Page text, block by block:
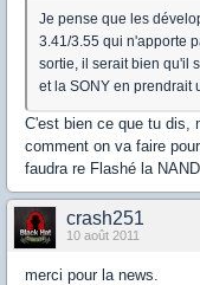
Je pense que les
3.41/3.55 qui n'apporte
sortie, il serait bien qu'il
et la SONY en prendrait
C'est bien ce que tu dis,
comment on va faire
faudra re Flashé la
crash251
10 août 2011
merci pour la news.